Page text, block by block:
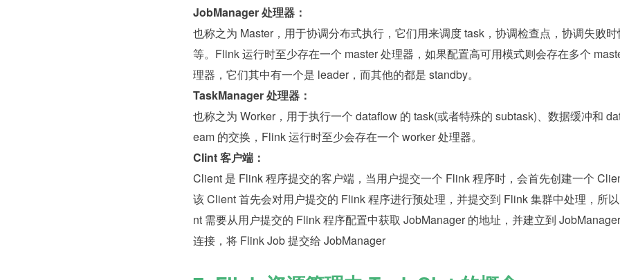
JobManager 处理器：
也称之为 Master，用于协调分布式执行，它们用来调度 task，协调检查点，协调失败
等。Flink 运行时至少存在一个 master 处理器，如果配置高可用模式则会存在多个
理器，它们其中有一个是 leader，而其他的都是 standby。
TaskManager 处理器：
也称之为 Worker，用于执行一个 dataflow 的 task(或者特殊的 subtask)、数据缓冲和
eam 的交换，Flink 运行时至少会存在一个 worker 处理器。
Clint 客户端：
Client 是 Flink 程序提交的客户端，当用户提交一个 Flink 程序时，会首先创建一个
该 Client 首先会对用户提交的 Flink 程序进行预处理，并提交到 Flink 集群中处理，所
nt 需要从用户提交的 Flink 程序配置中获取 JobManager 的地址，并建立到
连接，将 Flink Job 提交给 JobManager